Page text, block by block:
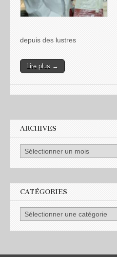
depuis des lustres
Lire plus →
ARCHIVES
CATÉGORIES